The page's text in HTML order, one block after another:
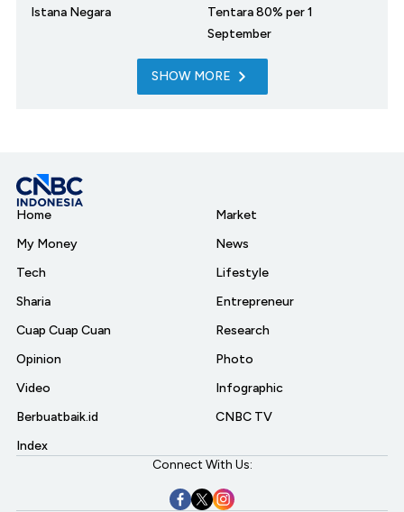
Istana Negara
Tentara 80% per 1
September
SHOW MORE
Home
My Money
Tech
Sharia
Cuap Cuap Cuan
Opinion
Video
Berbuatbaik.id
Index
Market
News
Lifestyle
Entrepreneur
Research
Photo
Infographic
CNBC TV
Connect With Us: